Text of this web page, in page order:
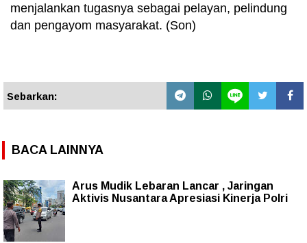
menjalankan tugasnya sebagai pelayan, pelindung
dan pengayom masyarakat. (Son)
Sebarkan:
BACA LAINNYA
Arus Mudik Lebaran Lancar , Jaringan
Aktivis Nusantara Apresiasi Kinerja Polri